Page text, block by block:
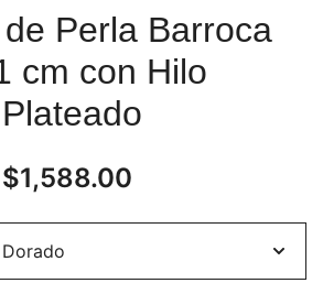
Perla Barroca
cm con Hilo
$1,588.00
de